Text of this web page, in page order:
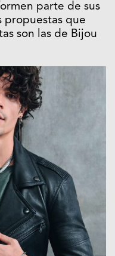
parte de sus
propuestas que
son las de Bijou